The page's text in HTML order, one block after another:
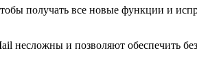
получать все новые функции и
несложны и позволяют обеспечить